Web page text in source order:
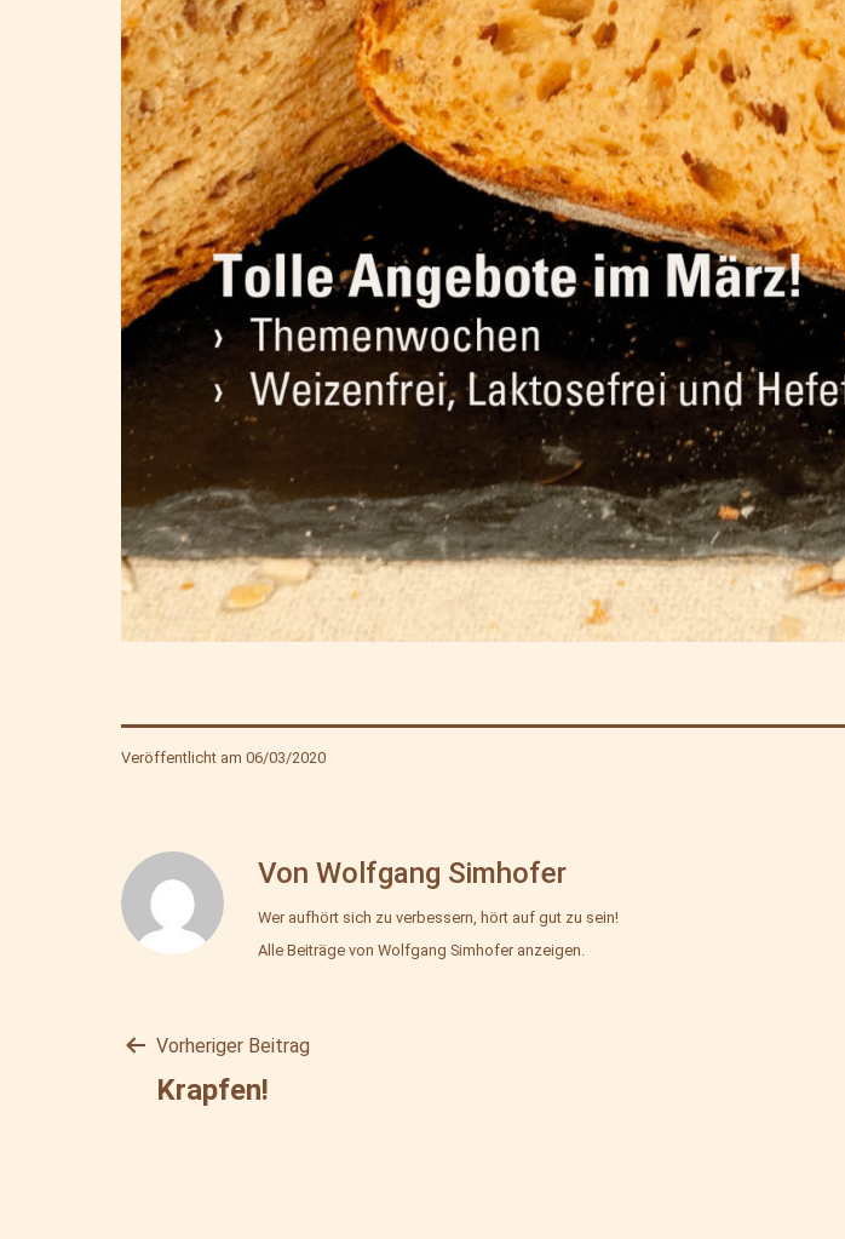
Veröffentlicht am 06/03/2020
Von Wolfgang Simhofer
Wer aufhört sich zu verbessern, hört auf gut zu sein!
Alle Beiträge von Wolfgang Simhofer anzeigen.
Beitragsnavigation
Vorheriger Beitrag
Krapfen!